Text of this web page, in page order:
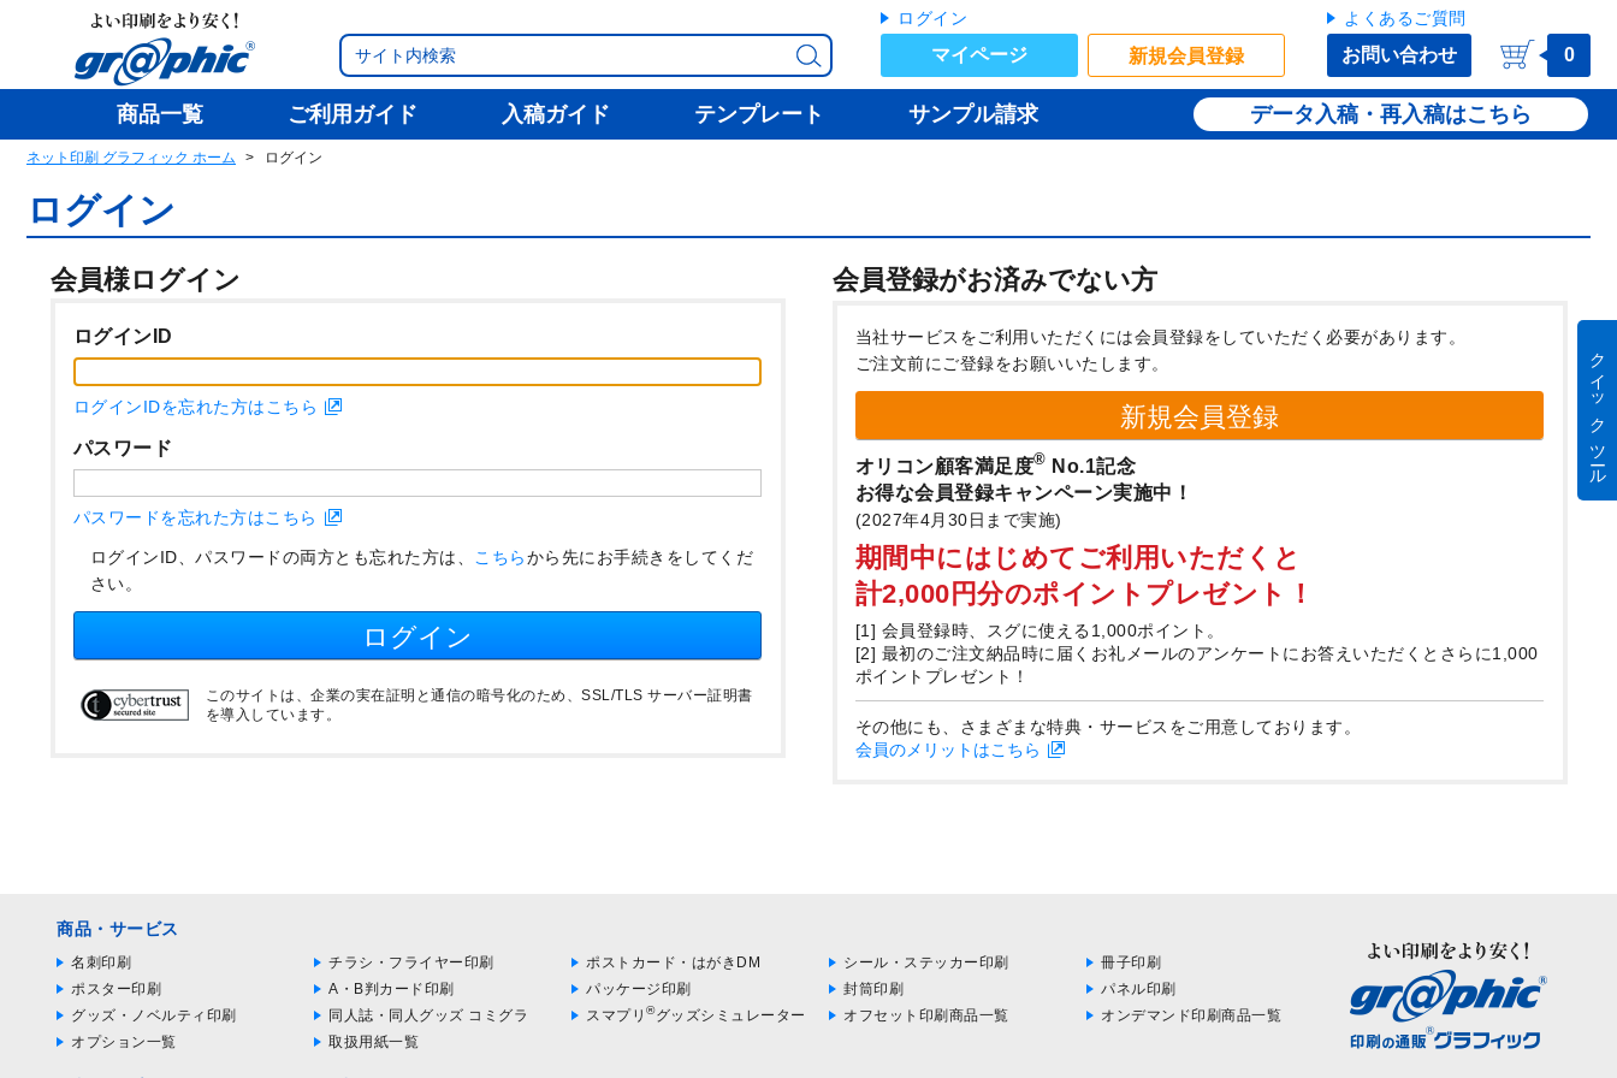
ログイン
マイページ 新規会員登録
よくあるご質問
お問い合わせ 0
商品一覧 ご利用ガイド 入稿ガイド テンプレート サンプル請求 データ入稿・再入稿
ネット印刷 グラフィック ホーム ログイン
ログイン
会員様ログイン 会員登録がお済みでない方
ログインID
ログインIDを忘れた方はこちら
パスワード
パスワードを忘れた方はこちら
ログインID、パスワードの両方とも忘れた方は、 こちらから先にお手続きをしてくだ
さい。
ログイン
このサイトは、企業の実在証明と通信の暗号化のため、SSL/TLS サーバー証明書
を導入しています。
当社サービスをご利用いただくには会員登録をしていただく必要があります。
ご注文前にご登録をお願いいたします。
新規会員登録
オリコン顧客満足度® No.1記念
お得な会員登録キャンペーン実施中！
(2027年4月30日まで実施)
期間中にはじめてご利用いただくと
計2,000円分のポイントプレゼント！
[1] 会員登録時、スグに使える1,000ポイント。
[2] 最初のご注文納品時に届くお礼メールのアンケートにお答えいただくとさらに1,000
ポイントプレゼント！
その他にも、さまざまな特典・サービスをご用意しております。
会員のメリットはこちら
商品・サービス
名刺印刷 チラシ・フライヤー印刷 ポストカード・はがきDM シール・ステッカー印刷
冊子印刷
ポスター印刷
A・B判カード印刷 パッケージ印刷 封筒印刷
パネル印刷
グッズ・ノベルティ印刷
同人誌・同人グッズ コミグラ スマプリ ®グッズシミュレーター オフセット印刷商品一覧
オンデマンド印刷商品一覧
オプション一覧
取扱用紙一覧
クイック ツール